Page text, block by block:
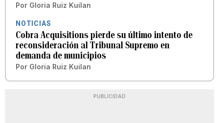
Por Gloria Ruiz Kuilan
NOTICIAS
Cobra Acquisitions pierde su último intento de
reconsideración al Tribunal Supremo en
demanda de municipios
Por Gloria Ruiz Kuilan
PUBLICIDAD